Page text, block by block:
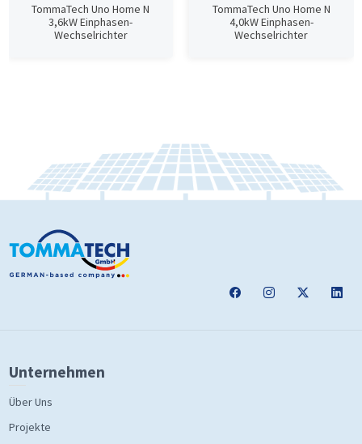
TommaTech Uno Home N
3,6kW Einphasen-
Wechselrichter
TommaTech Uno Home N
4,0kW Einphasen-
Wechselrichter
Unternehmen
Über Uns
Projekte